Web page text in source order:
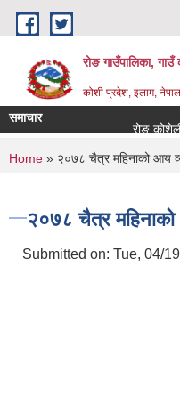
Skip to main content
रोङ गाउँपालिका, गाउँ
कोशी प्रदेश, इलाम, नेपाल
समाचार
रोङ
You are here
Home » २०७८ चैत्र महिनाको आय
२०७८ चैत्र
Submitted on: Tue, 04/